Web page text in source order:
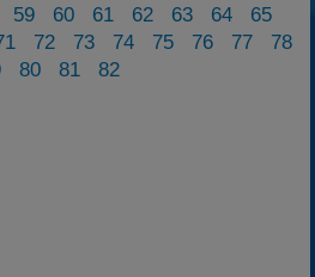
59 60 61 62 63 64
65
72 73 74 75 76 77
78
80 81 82